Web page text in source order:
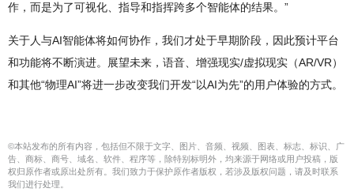
作，而是为了可视化、指导和指挥跨多个智能体的结果。”
关于人与AI智能体将如何协作，我们才处于早期阶段，因此预计平台
和功能将不断演进。展望未来，语音、增强现实/虚拟现实（AR/VR）
和其他“物理AI”将进一步改变我们开发“以AI为先”的用户体验的方式。
©本站发布的所有内容，包括但不限于文字、图片、音频、视频、图表、标志、标识、广
告、商标、商号、域名、软件、程序等，除特别标明外，均来源于网络或用户投稿，版
权归原作者或原出处所有。我们致力于保护原作者版权，若涉及版权问题，请及时联系
我们进行处理。